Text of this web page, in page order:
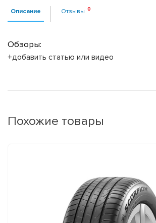
Описание Отзывы
Обзоры:
+добавить статью или видео
Похожие товары